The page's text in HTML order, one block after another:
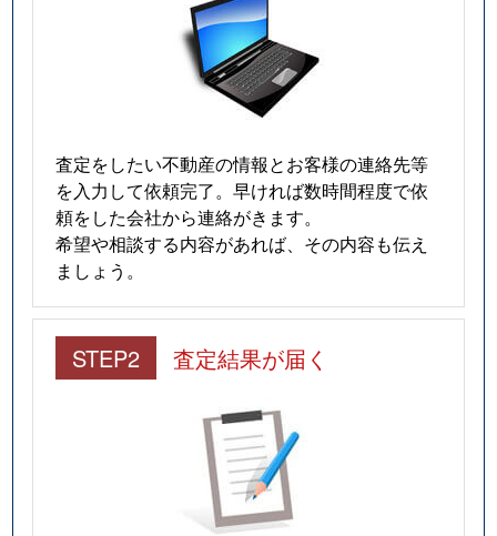
査定をしたい不動産の情報とお客様の連絡先等
を入力して依頼完了。早ければ数時間程度で依
頼をした会社から連絡がきます。
希望や相談する内容があれば、その内容も伝え
ましょう。
STEP2 査定結果が届く